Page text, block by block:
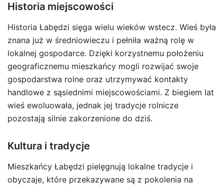
Historia miejscowości
Historia Łabędzi sięga wielu wieków wstecz. Wieś była
znana już w średniowieczu i pełniła ważną rolę w
lokalnej gospodarce. Dzięki korzystnemu położeniu
geograficznemu mieszkańcy mogli rozwijać swoje
gospodarstwa rolne oraz utrzymywać kontakty
handlowe z sąsiednimi miejscowościami. Z biegiem lat
wieś ewoluowała, jednak jej tradycje rolnicze
pozostają silnie zakorzenione do dziś.
Kultura i tradycje
Mieszkańcy Łabędzi pielęgnują lokalne tradycje i
obyczaje, które przekazywane są z pokolenia na